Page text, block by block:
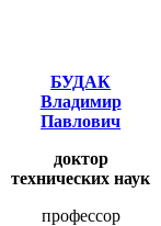
БУДАК
Владимир
Павлович
доктор
технических наук
профессор